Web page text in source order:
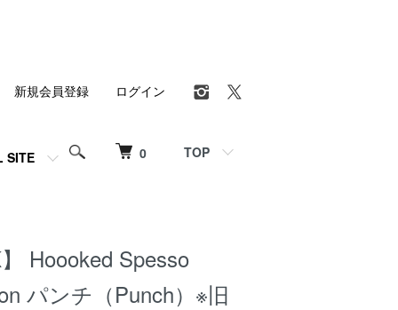
0 TOP
SITE
新規会員登録 ログイン
】 Hoooked Spesso
パンチ（Punch）※旧